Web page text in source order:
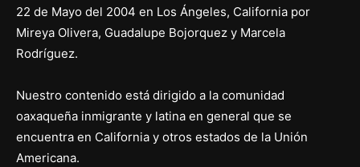
22 de Mayo del 2004 en Los Ángeles, California por
Mireya Olivera, Guadalupe Bojorquez y Marcela
Rodríguez.
Nuestro contenido está dirigido a la comunidad
oaxaqueña inmigrante y latina en general que se
encuentra en California y otros estados de la Unión
Americana.